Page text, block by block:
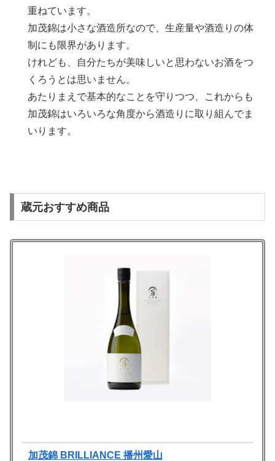
重ねています。
加茂錦は小さな酒造所なので、生産量や酒造りの体
制にも限界があります。
けれども、自分たちが美味しいと思わないお酒をつ
くろうとは思いません。
あたりまえで基本的なことを守りつつ、これからも
加茂錦はいろいろな角度から酒造りに取り組んでま
いります。
蔵元おすすめ商品
加茂錦 BRILLIANCE 播州愛山